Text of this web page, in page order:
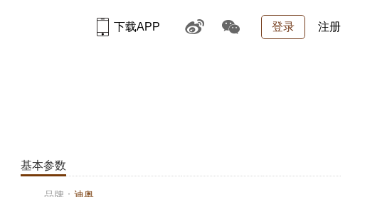
登录 注册
下载APP
基本参数